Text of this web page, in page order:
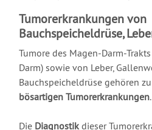
Tumorerkrankungen von
Bauchspeicheldrüse,
Tumore des Magen-Darm-
Darm) sowie von Leber,
Bauchspeicheldrüse gehören
bösartigen Tumorerkrankungen.
Die Diagnostikdieser